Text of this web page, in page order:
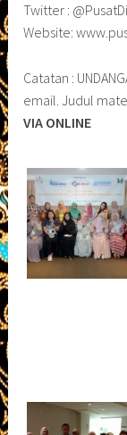
Twitter :
Website:
Catatan :
email. Judul
VIA ONLINE